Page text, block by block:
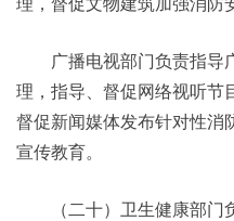
理，督促文物建筑加强消防
广播电视部门负责指导
理，指导、督促网络视听节
督促新闻媒体发布针对性消
宣传教育。
（二十）卫生健康部门